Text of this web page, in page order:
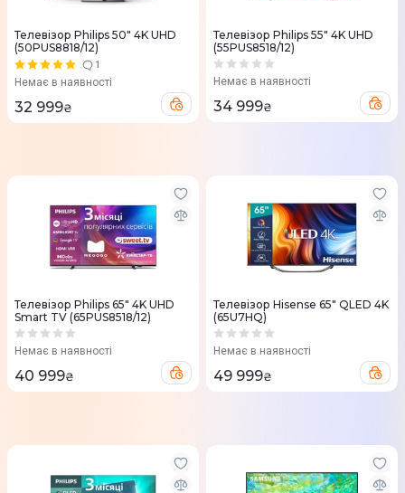
Телевізор Philips 50" 4K UHD
(50PUS8818/12)
1
Немає в наявності
32 999₴
Телевізор Philips 55" 4K UHD
(55PUS8518/12)
Немає в наявності
34 999₴
Телевізор Philips 65" 4K UHD
Smart TV (65PUS8518/12)
Немає в наявності
40 999₴
Телевізор Hisense 65" QLED 4K
(65U7HQ)
Немає в наявності
49 999₴